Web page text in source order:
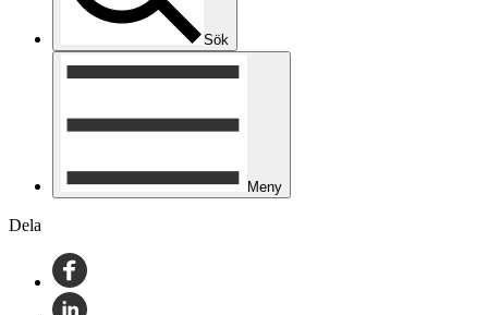
Sök
Meny
Dela